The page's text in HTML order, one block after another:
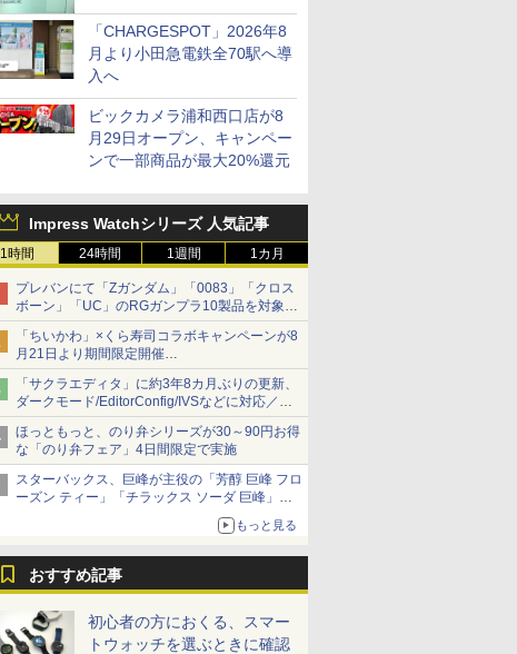
「CHARGESPOT」2026年8
月より小田急電鉄全70駅へ導
入へ
ビックカメラ浦和西口店が8
月29日オープン、キャンペー
ンで一部商品が最大20%還元
Impress Watchシリーズ 人気記事
1時間 24時間 1週間 1カ月
プレバンにて「Zガンダム」「0083」「クロス
ボーン」「UC」のRGガンプラ10製品を対象に
した抽選販売が8月10日11時より実施！
「ちいかわ」×くら寿司コラボキャンペーンが8
月21日より期間限定開催
オリジナルの湯呑みや寿司皿が景品に登場！
「サクラエディタ」に約3年8カ月ぶりの更新、
ダークモード/EditorConfig/IVSなどに対応／複
数の脆弱性に対処したセキュリティアップデー
ト
ほっともっと、のり弁シリーズが30～90円お得
な「のり弁フェア」4日間限定で実施
スターバックス、巨峰が主役の「芳醇 巨峰 フロ
ーズン ティー」「チラックス ソーダ 巨峰」発
もっと見る
おすすめ記事
初心者の方におくる、スマー
トウォッチを選ぶときに確認